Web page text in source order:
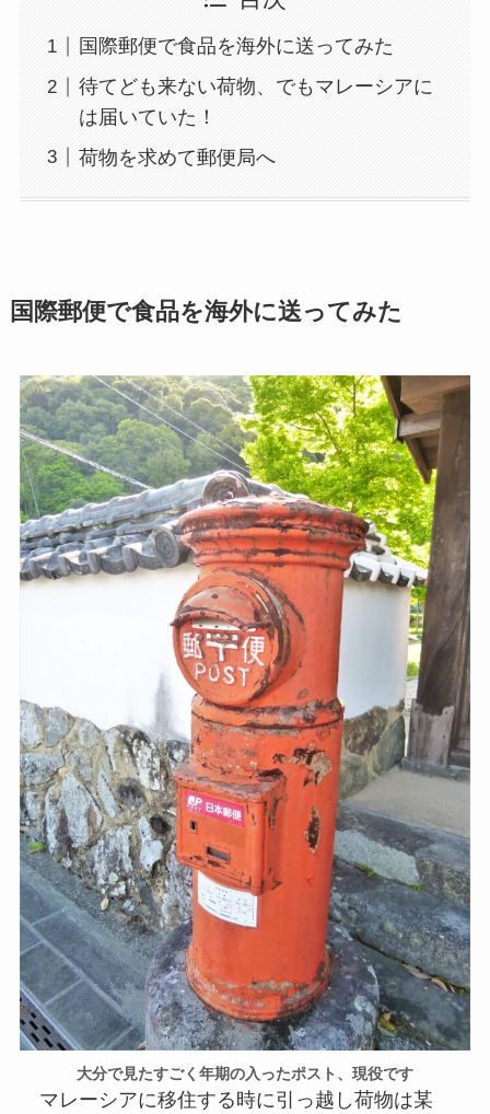
国際郵便で食品を海外に送ってみた
待てども来ない荷物、でもマレーシアに
は届いていた！
荷物を求めて郵便局へ
国際郵便で食品を海外に送ってみた
大分で見たすごく年期の入ったポスト、現役です
マレーシアに移住する時に引っ越し荷物は某